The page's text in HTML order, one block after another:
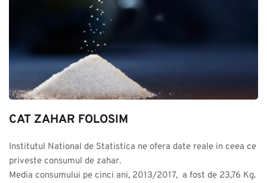
CAT ZAHAR FOLOSIM
Institutul National de Statistica ne ofera date reale in ceea ce
priveste consumul de zahar.
Media consumului pe cinci ani, 2013/2017,  a fost de 23,76 Kg.